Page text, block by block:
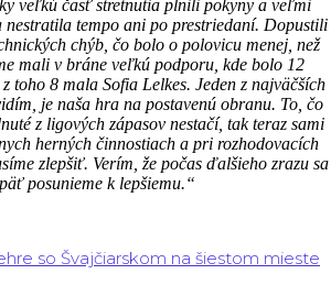
veľkú časť stretnutia plnili pokyny a veľmi
tempo ani po prestriedaní. Dopustili
chýb, čo bolo o polovicu menej, než
mali v bráne veľkú podporu, kde bolo 12
toho 8 mala Sofia Lelkes. Jeden z najväčších
je naša hra na postavenú obranu. To, čo
z ligových zápasov nestačí, tak teraz sami
herných činnostiach a pri rozhodovacích
zlepšiť. Verím, že počas ďalšieho zrazu sa
posunieme k lepšiemu.“
so Švajčiarskom na šiestom mieste